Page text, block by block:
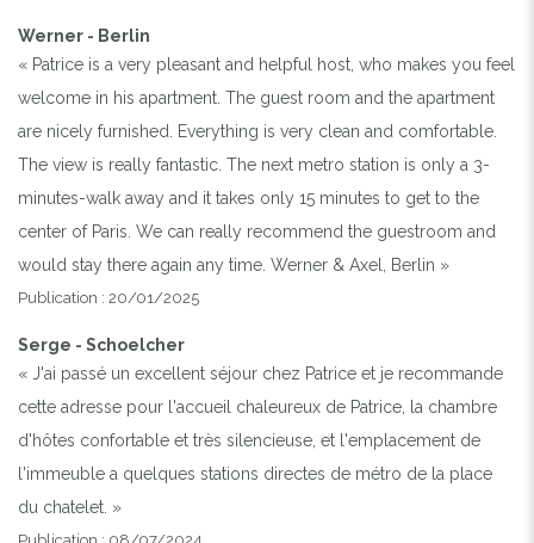
Werner - Berlin
« Patrice is a very pleasant and helpful host, who makes you feel
welcome in his apartment. The guest room and the apartment
are nicely furnished. Everything is very clean and comfortable.
The view is really fantastic. The next metro station is only a 3-
minutes-walk away and it takes only 15 minutes to get to the
center of Paris. We can really recommend the guestroom and
would stay there again any time. Werner & Axel, Berlin »
Publication : 20/01/2025
Serge - Schoelcher
« J'ai passé un excellent séjour chez Patrice et je recommande
cette adresse pour l'accueil chaleureux de Patrice, la chambre
d'hôtes confortable et très silencieuse, et l'emplacement de
l'immeuble a quelques stations directes de métro de la place
du chatelet. »